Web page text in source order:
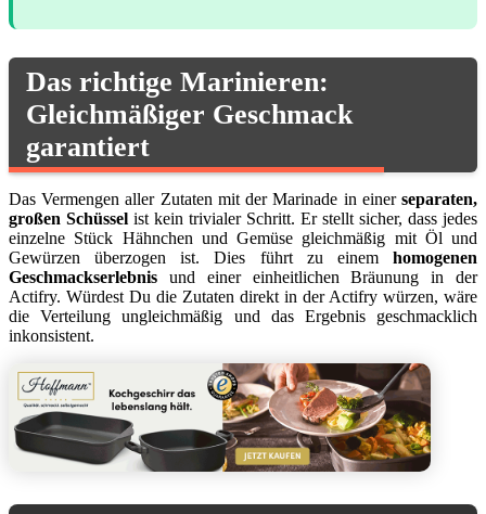
Das richtige Marinieren:
Gleichmäßiger Geschmack
garantiert
Das Vermengen aller Zutaten mit der Marinade in einer separaten,
großen Schüssel ist kein trivialer Schritt. Er stellt sicher, dass jedes
einzelne Stück Hähnchen und Gemüse gleichmäßig mit Öl und
Gewürzen überzogen ist. Dies führt zu einem homogenen
Geschmackserlebnis und einer einheitlichen Bräunung in der
Actifry. Würdest Du die Zutaten direkt in der Actifry würzen, wäre
die Verteilung ungleichmäßig und das Ergebnis geschmacklich
inkonsistent.